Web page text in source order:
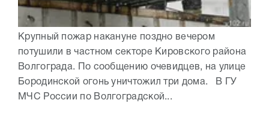
Крупный пожар накануне поздно вечером
потушили в частном секторе Кировского района
Волгограда. По сообщению очевидцев, на улице
Бородинской огонь уничтожил три дома. В ГУ
МЧС России по Волгоградской...